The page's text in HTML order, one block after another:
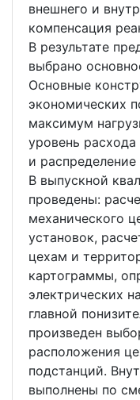
внешнего и
компенсация
В результате
выбрано
Основные
экономических
максимум
уровень
и
В выпускной
проведены:
механического
установок,
цехам и
картограммы,
электрических
главной
произведен
расположения
подстанций.
выполнены по